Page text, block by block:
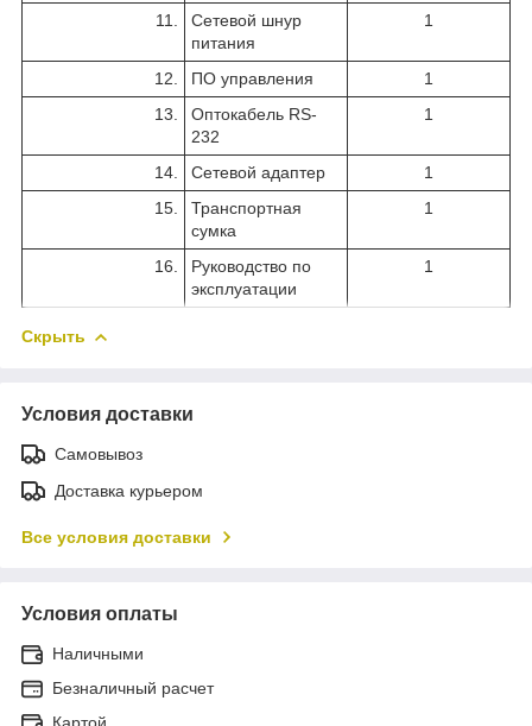
11.
Сетевой шнур
питания
1
12. ПО управления
1
13.
Оптокабель RS-
232
1
14. Сетевой адаптер
1
15.
Транспортная
сумка
1
16.
Руководство по
эксплуатации
1
Скрыть
Условия доставки
Самовывоз
Доставка курьером
Все условия доставки
Условия оплаты
Наличными
Безналичный расчет